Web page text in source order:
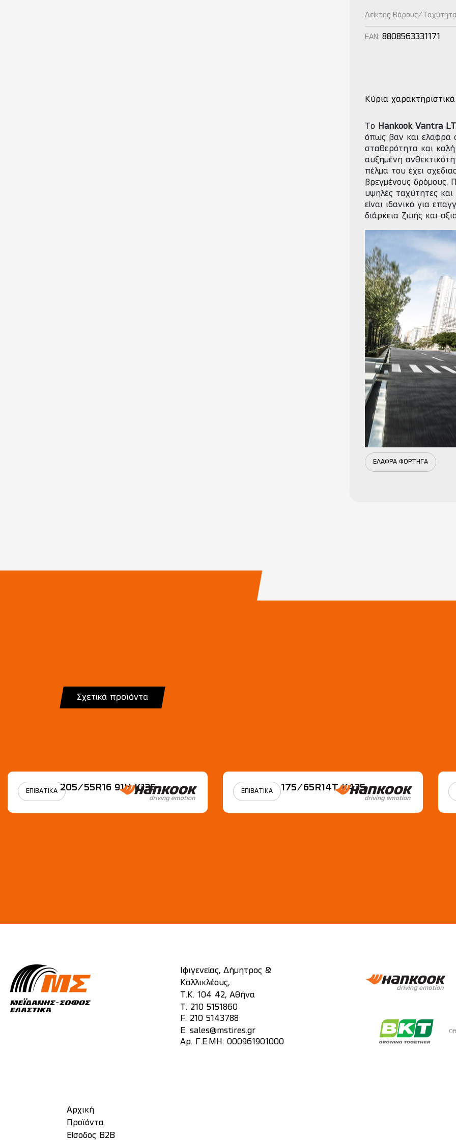
Δείκτης Βάρους/
EAN: 8808563331171
Κύρια χαρακτηριστικά
Το Hankook Vantra LT
όπως βαν και ελαφρά
σταθερότητα και
αυξημένη
πέλμα του έχει
βρεγμένους δρόμους.
υψηλές ταχύτητες και
είναι ιδανικό για
διάρκεια ζωής και
ΕΛΑΦΡΑ ΦΟΡΤΗΓΑ
Σχετικά προϊόντα
ΕΠΙΒΑΤΙΚΑ 205/55R16 91H Κ135 ΕΠΙΒΑΤΙΚΑ 175/65R14Τ Κ435
Ιφιγενείας, Δήμητρος &
Καλλικλέους,
Τ.Κ. 104 42, Αθήνα
T. 210 5151860
F. 210 5143788
E. sales@mstires.gr
Αρ. Γ.Ε.ΜΗ: 000961901000
Αρχική
Προϊόντα
Είσοδος Β2Β